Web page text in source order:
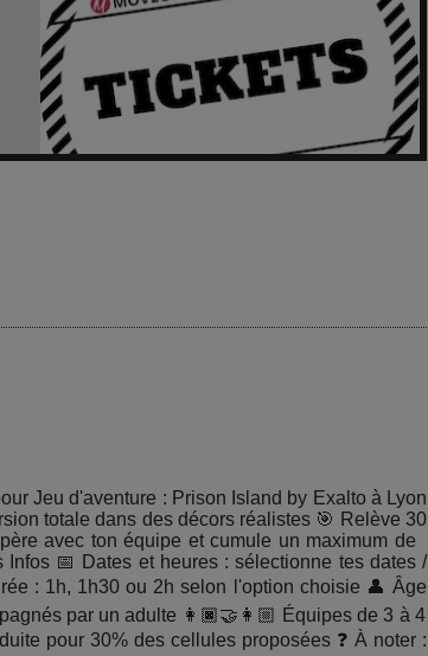
Jeu d'aventure : Prison Island by Exalto à Lyon
totale dans des décors réalistes 🎯 Relève 30
avec ton équipe et cumule un maximum de
📅 Dates et heures : sélectionne tes dates /
: 1h, 1h30 ou 2h selon l'option choisie 👤 Âge
par un adulte 👩🏿‍🤝‍👩🏼 Équipes de 3 à 4
pour 30% des cellules proposées ❓ À noter :